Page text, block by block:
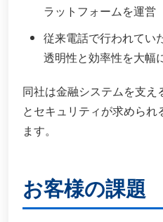
ラットフォームを運営
従来電話で行われてい
透明性と効率性を大幅
同社は金融システムを支
とセキュリティが求めら
ます。
お客様の課題